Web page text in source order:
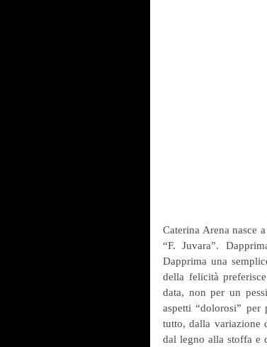
Caterina Arena nasce
“F. Juvara”.
Dapprima una
della felicità
data, non per un
aspetti “dolorosi” per
tutto, dalla variazione
dal legno alla stoffa e